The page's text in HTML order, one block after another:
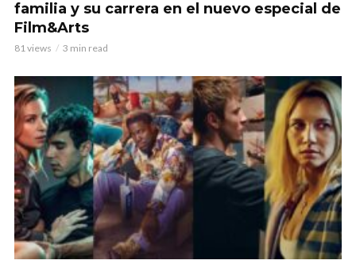
familia y su carrera en el nuevo especial de
Film&Arts
81 views 3 min read